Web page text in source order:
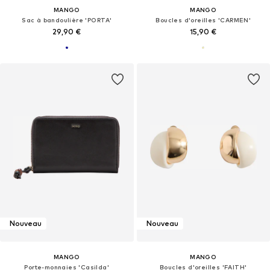
MANGO
Sac à bandoulière 'PORTA'
29,90 €
MANGO
Boucles d'oreilles 'CARMEN'
15,90 €
Nouveau
MANGO
Porte-monnaies 'Casilda'
Nouveau
MANGO
Boucles d'oreilles 'FAITH'